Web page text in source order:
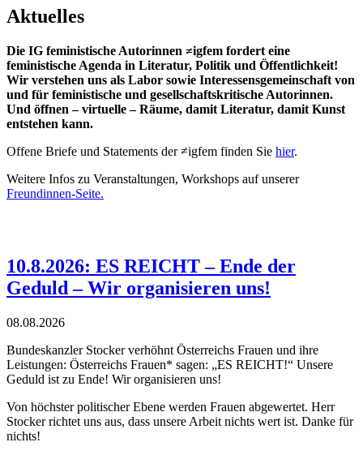
Aktuelles
Die IG feministische Autorinnen ≠igfem fordert eine
feministische Agenda in Literatur, Politik und Öffentlichkeit!
Wir verstehen uns als Labor sowie Interessensgemeinschaft von
und für feministische und gesellschaftskritische Autorinnen.
Und öffnen – virtuelle – Räume, damit Literatur, damit Kunst
entstehen kann.
Offene Briefe und Statements der ≠igfem finden Sie hier.
Weitere Infos zu Veranstaltungen, Workshops auf unserer
Freundinnen-Seite.
10.8.2026: ES REICHT – Ende der
Geduld – Wir organisieren uns!
08.08.2026
Bundeskanzler Stocker verhöhnt Österreichs Frauen und ihre
Leistungen: Österreichs Frauen* sagen: „ES REICHT!“ Unsere
Geduld ist zu Ende! Wirorganisieren uns!
Von höchster politischer Ebene werden Frauen abgewertet. Herr
Stocker richtet uns aus, dass unsere Arbeit nichts wert ist. Danke für
nichts!